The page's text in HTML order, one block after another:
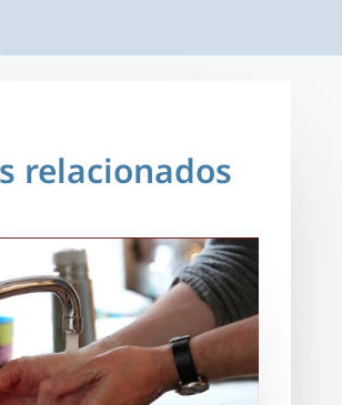
relacionados